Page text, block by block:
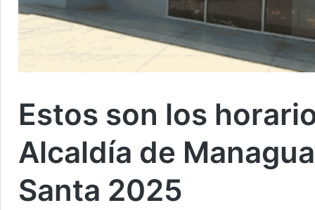
Estos son los
Alcaldía de
Santa 2025